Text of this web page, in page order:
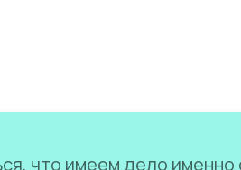
что имеем дело именно